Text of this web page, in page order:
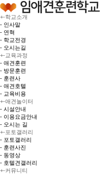
+-학교소개
- 인사말
- 연혁
- 학교전경
- 오시는길
+- 교육과정
- 애견훈련
- 방문훈련
- 훈련사
- 애견호텔
- 교육비용
+-애견놀이터
- 시설안내
- 이용요금안내
- 오시는 길
+-포토갤러리
- 포토갤러리
- 훈련사진
- 동영상
- 호텔견갤러리
+-커뮤니티